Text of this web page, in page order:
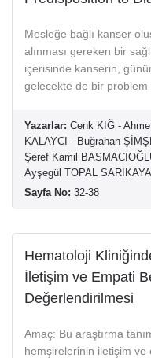
Mesleğe bağlı kanser
alınması gereken bir
içerisinde kanserin,
gelecekte de bir
Yazarlar: Cenk KIĞ -
KALAYCI - Buğrahan
Şeref Kamil
Ayşegül TOPAL SARIKAYA
Sayfa No: 32-38
Hematoloji
İletişim ve Empati
Değerlendirilmesi
Amaç: Bu araştırma
hemşirelerinin iletişim ve